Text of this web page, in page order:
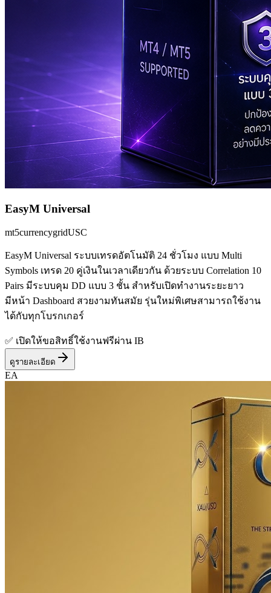
EasyM Universal
mt5currencygridUSC
EasyM Universal ระบบเทรดอัตโนมัติ 24 ชั่วโมง แบบ Multi
Symbols เทรด 20 คู่เงินในเวลาเดียวกัน ด้วยระบบ Correlation 10
Pairs มีระบบคุม DD แบบ 3 ชั้น สำหรับเปิดทำงานระยะยาว
มีหน้า Dashboard สวยงามทันสมัย รุ่นใหม่พิเศษสามารถใช้งาน
ได้กับทุกโบรกเกอร์
✅ เปิดให้ขอสิทธิ์ใช้งานฟรีผ่าน IB
ดูรายละเอียด
EA